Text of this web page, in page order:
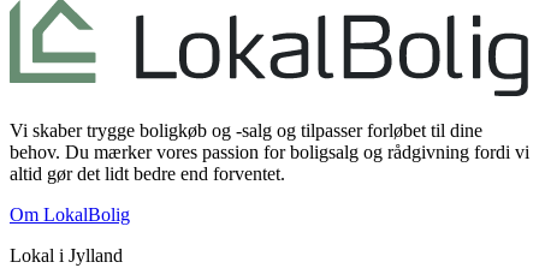
Vi skaber trygge boligkøb og -salg og tilpasser forløbet til dine
behov. Du mærker vores passion for boligsalg og rådgivning fordi vi
altid gør det lidt bedre end forventet.
Om LokalBolig
Lokal i Jylland